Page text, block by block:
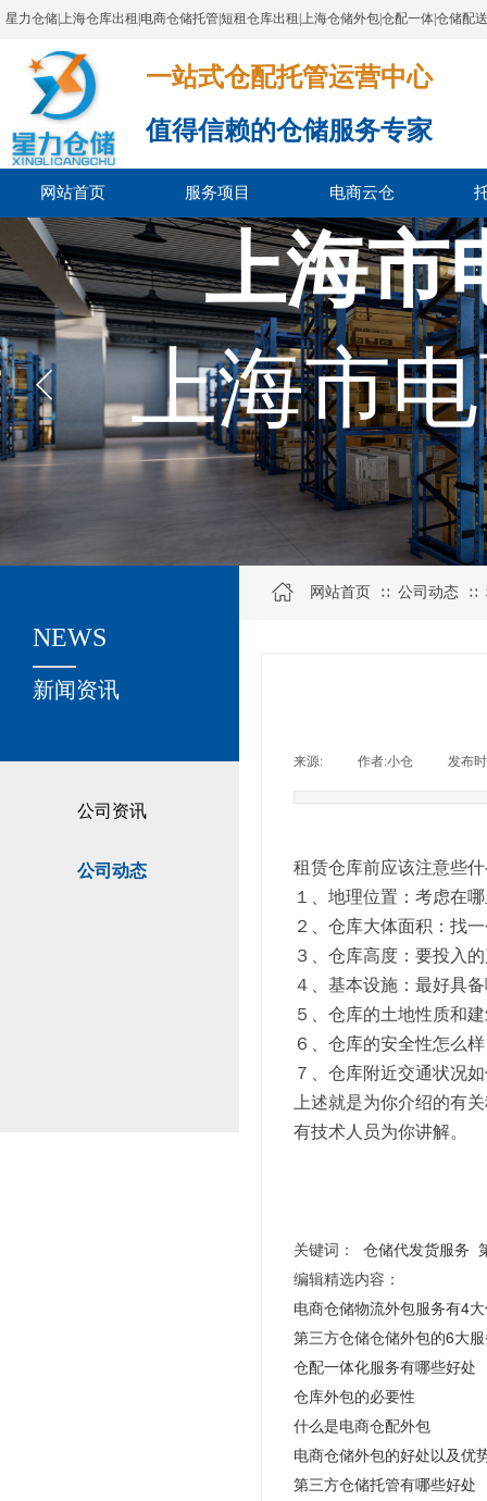
星力仓储|上海仓库出租|电商仓储托管|短租仓库出租|上海仓储外包|仓配一体|仓储配
一站式仓配托管运营中心​​​​​​​​​​​​​​​​​
值得信赖的仓储服务专家
网站首页 服务项目 电商云仓
上海市
上海市
公司资讯
公司动态
关于我们
新闻资讯
NEWS
网站首页 ∷ 公司动态 ∷
来源: 作者:小仓 发布
租赁仓库前应该注意
１、地理位置：考虑
２、仓库大体面积：
３、仓库高度：要投
４、基本设施：最好具
５、仓库的土地性质
６、仓库的安全性怎
７、仓库附近交通状况
上述就是为你介绍的有
有技术人员为你讲解。
关键词： 仓储代发货服务
编辑精选内容：
电商仓储物流外包服务有4
第三方仓储仓储外包的6大
仓配一体化服务有哪些好处
仓库外包的必要性
什么是电商仓配外包
电商仓储外包的好处以及优
第三方仓储托管有哪些好处